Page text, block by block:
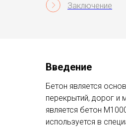
Заключение
Введение
Бетон является
перекрытий, дорог и
является бетон
используется в